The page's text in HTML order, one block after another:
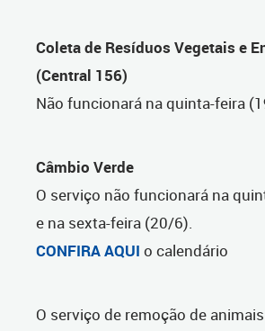
Coleta de Resíduos Vegetais e
(Central 156)
Não funcionará na quinta-feira
Câmbio Verde
O serviço não funcionará na
e na sexta-feira (20/6).
CONFIRA AQUI o calendário
O serviço de remoção de